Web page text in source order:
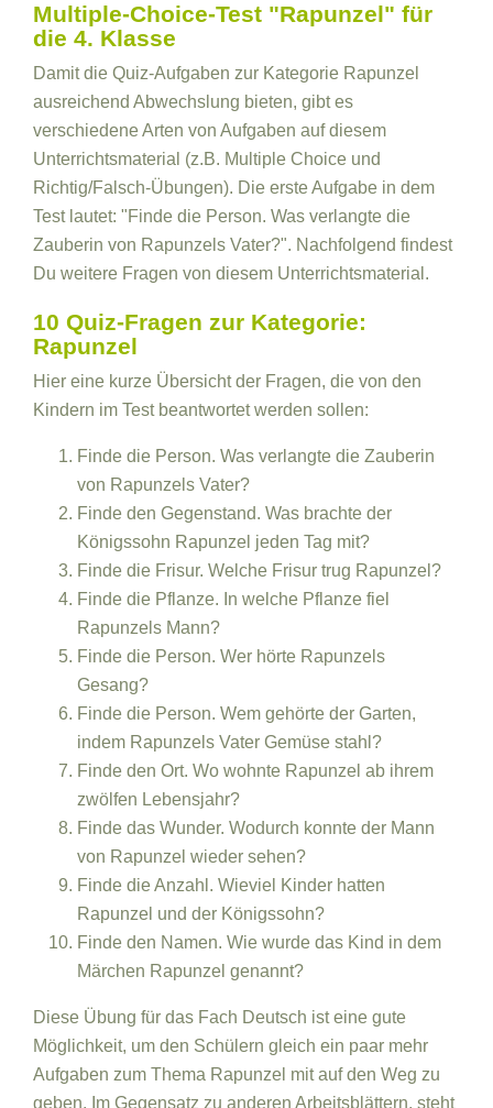
Multiple-Choice-Test "Rapunzel" für
die 4. Klasse
Damit die Quiz-Aufgaben zur Kategorie Rapunzel
ausreichend Abwechslung bieten, gibt es
verschiedene Arten von Aufgaben auf diesem
Unterrichtsmaterial (z.B. Multiple Choice und
Richtig/Falsch-Übungen). Die erste Aufgabe in dem
Test lautet: "Finde die Person. Was verlangte die
Zauberin von Rapunzels Vater?". Nachfolgend findest
Du weitere Fragen von diesem Unterrichtsmaterial.
10 Quiz-Fragen zur Kategorie:
Rapunzel
Hier eine kurze Übersicht der Fragen, die von den
Kindern im Test beantwortet werden sollen:
Finde die Person. Was verlangte die Zauberin
von Rapunzels Vater?
Finde den Gegenstand. Was brachte der
Königssohn Rapunzel jeden Tag mit?
Finde die Frisur. Welche Frisur trug Rapunzel?
Finde die Pflanze. In welche Pflanze fiel
Rapunzels Mann?
Finde die Person. Wer hörte Rapunzels
Gesang?
Finde die Person. Wem gehörte der Garten,
indem Rapunzels Vater Gemüse stahl?
Finde den Ort. Wo wohnte Rapunzel ab ihrem
zwölfen Lebensjahr?
Finde das Wunder. Wodurch konnte der Mann
von Rapunzel wieder sehen?
Finde die Anzahl. Wieviel Kinder hatten
Rapunzel und der Königssohn?
Finde den Namen. Wie wurde das Kind in dem
Märchen Rapunzel genannt?
Diese Übung für das Fach Deutsch ist eine gute
Möglichkeit, um den Schülern gleich ein paar mehr
Aufgaben zum Thema Rapunzel mit auf den Weg zu
geben. Im Gegensatz zu anderen Arbeitsblättern, steht